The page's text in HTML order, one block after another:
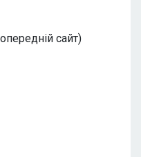
сайт)